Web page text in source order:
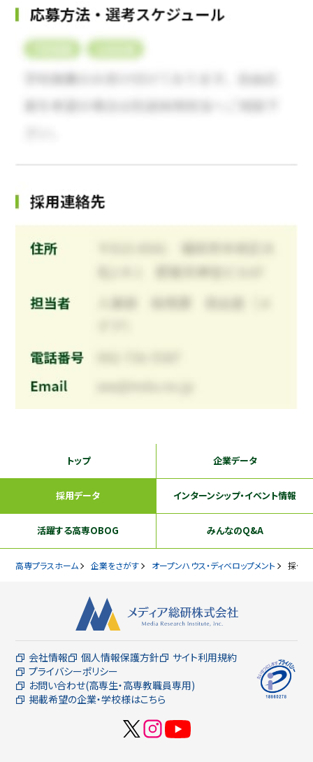
トップ 企業データ
採用データ インターンシップ・イベント情報
活躍する高専OBOG みんなのQ&A
高専プラスホーム 企業をさがす オープンハウス・ディベロップメント 採用データ
会社情報 個人情報保護方針
サイト利用規約
プライバシーポリシー
お問い合わせ(高専生・高専教職員専用)
掲載希望の企業・学校様はこちら